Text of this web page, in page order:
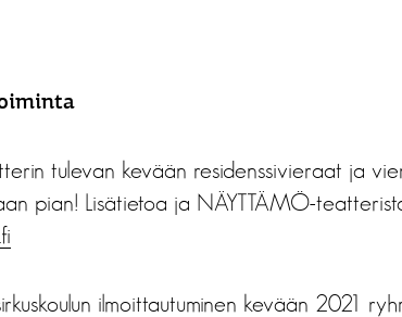
tulevan kevään residenssivieraat ja
pian! Lisätietoa ja NÄYTTÄMÖ-
ilmoittautuminen kevään 2021